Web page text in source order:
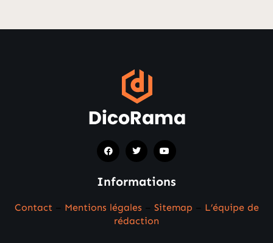
Informations
Contact Mentions légales Sitemap
L’équipe de
rédaction